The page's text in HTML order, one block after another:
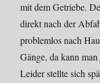
mit dem Getriebe.
direkt nach der
problemlos nach
Gänge, da kann
Leider stellte sich